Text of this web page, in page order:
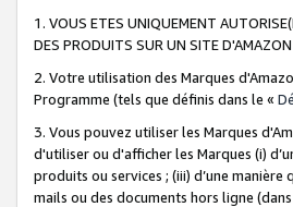
1. VOUS ETES UNIQUEMENT
DES PRODUITS SUR UN SITE
2. Votre utilisation des Marques
Programme (tels que définis dans le «
3. Vous pouvez utiliser les Marques
d'utiliser ou d'afficher les Marques (i)
produits ou services ; (iii) d’une
mails ou des documents hors ligne